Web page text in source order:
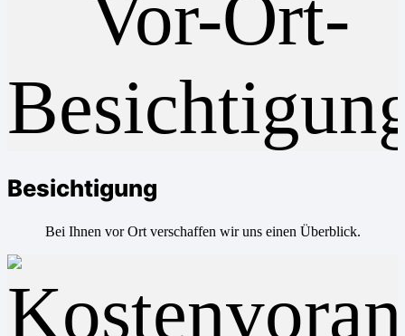
Besichtigung
Bei Ihnen vor Ort verschaffen wir uns einen Überblick.